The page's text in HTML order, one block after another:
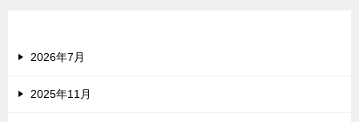
2026年7月
2025年11月